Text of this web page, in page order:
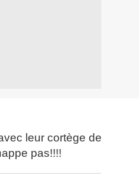
leur cortège de
pas!!!!